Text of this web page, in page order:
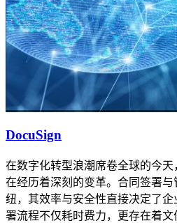
DocuSign
在数字化转型浪潮席卷全球的今
在经历着深刻的变革。合同签署
纽，其效率与安全性直接决定了
署流程不仅耗时费力，更存在着文